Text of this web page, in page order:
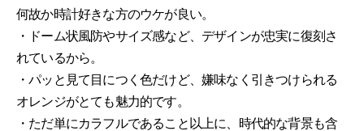
何故か時計好きな方のウケが良い。
・ドーム状風防やサイズ感など、デザインが忠実に復刻さ
れているから。
・パッと見て目につく色だけど、嫌味なく引きつけられる
オレンジがとても魅力的です。
・ただ単にカラフルであること以上に、時代的な背景も含